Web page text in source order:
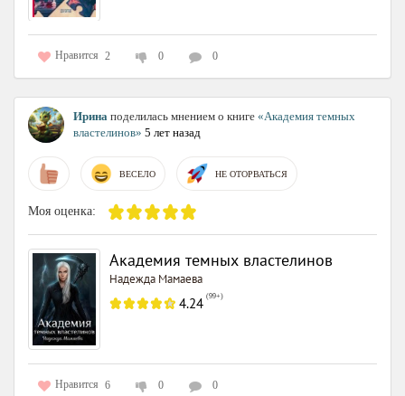
Нравится 2 0 0
Ирина поделилась мнением о книге «Академия темных
властелинов» 5 лет назад
ВЕСЕЛО НЕ ОТОРВАТЬСЯ
Моя оценка:
Академия темных властелинов
Надежда Мамаева
4.24 (99+)
Нравится 6 0 0